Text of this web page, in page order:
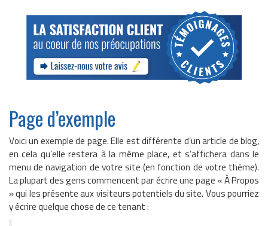
Page d’exemple
Voici un exemple de page. Elle est différente d’un article de blog,
en cela qu’elle restera à la même place, et s’affichera dans le
menu de navigation de votre site (en fonction de votre thème).
La plupart des gens commencent par écrire une page « À Propos
» qui les présente aux visiteurs potentiels du site. Vous pourriez
y écrire quelque chose de ce tenant :